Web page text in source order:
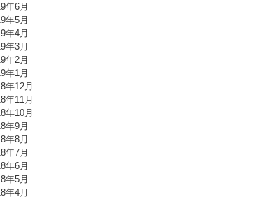
年6月
年5月
年4月
年3月
年2月
年1月
年12月
年11月
年10月
年9月
年8月
年7月
年6月
年5月
年4月